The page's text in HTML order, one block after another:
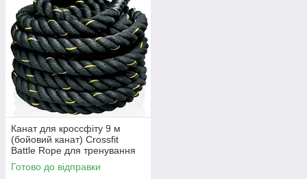
Канат для кроссфіту 9 м
(бойовий канат) Crossfit
Battle Rope для тренування
сили та витривалості
(MS3249-1)
Готово до відправки